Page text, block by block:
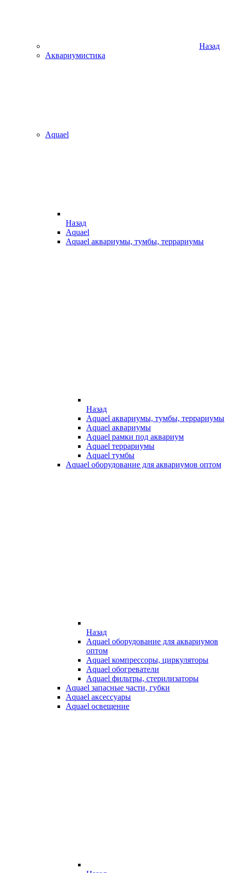
Назад
Аквариумистика
Aquael
Назад
Aquael
Aquael аквариумы, тумбы, террариумы
Назад
Aquael аквариумы, тумбы, террариумы
Aquael аквариумы
Aquael рамки под аквариум
Aquael террариумы
Aquael тумбы
Aquael оборудование для аквариумов оптом
Назад
Aquael оборудование для аквариумов
оптом
Aquael компрессоры, циркуляторы
Aquael обогреватели
Aquael фильтры, стерилизаторы
Aquael запасные части, губки
Aquael аксессуары
Aquael освещение